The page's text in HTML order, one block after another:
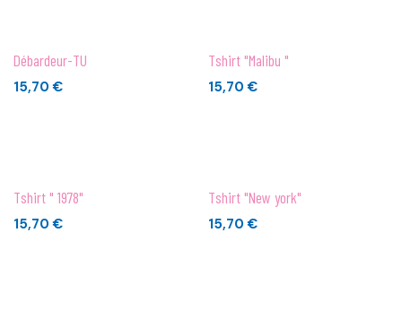
Débardeur-TU
15,70 €
Tshirt "Malibu "
15,70 €
Tshirt " 1978"
15,70 €
Tshirt "New york"
15,70 €